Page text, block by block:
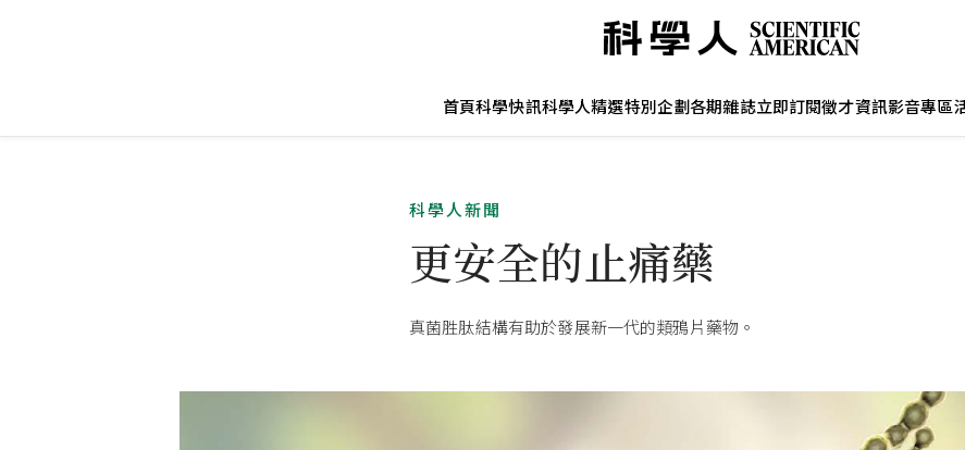
首頁科學快訊科學人精選特別企劃各期雜誌立即訂閱徵才資訊影音專區
科學人新聞
更安全的止痛藥
真菌胜肽結構有助於發展新一代的類鴉片藥物。